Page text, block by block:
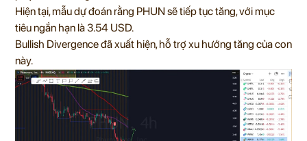
Hiện tại, mẫu dự đoán rằng PHUN sẽ tiếp tục tăng, với mục
tiêu ngắn hạn là 3.54 USD.
Bullish Divergence đã xuất hiện, hỗ trợ xu hướng tăng của con
này.